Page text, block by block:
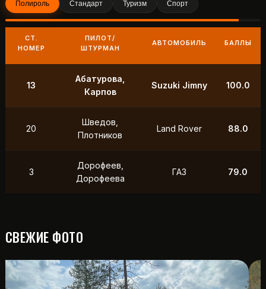
Полироль Стандарт Туризм Спорт
СТ.
НОМЕР
ПИЛОТ/
ШТУРМАН
АВТОМОБИЛЬ БАЛЛЫ
9 Маслов, Ходько УАЗ 250.0
Петухов
Фердман